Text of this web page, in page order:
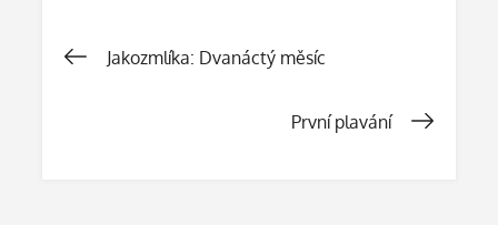
Navigace
Jakozmlíka: Dvanáctý měsíc
První plavání